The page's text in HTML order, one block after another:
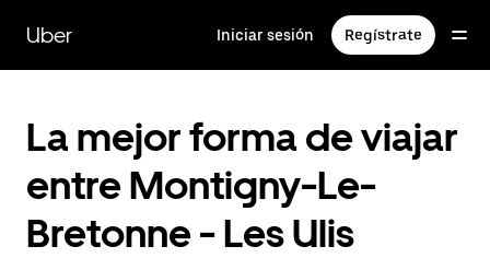
contenido
principal
Uber Iniciar sesión Regístrate
La mejor forma de viajar
entre Montigny-Le-
Bretonne - Les Ulis